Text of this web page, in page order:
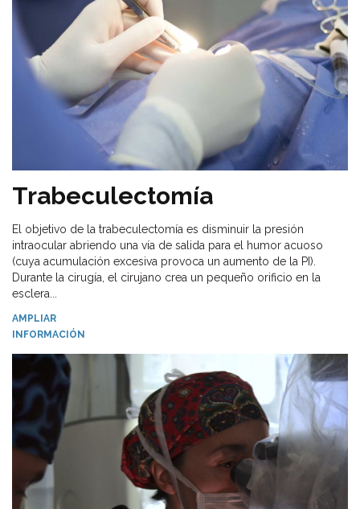
Trabeculectomía
El objetivo de la trabeculectomía es disminuir la presión
intraocular abriendo una vía de salida para el humor acuoso
(cuya acumulación excesiva provoca un aumento de la PI).
Durante la cirugía, el cirujano crea un pequeño orificio en la
esclera...
AMPLIAR
INFORMACIÓN